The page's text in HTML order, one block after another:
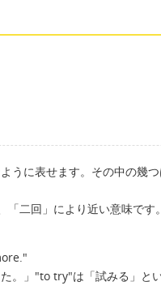
ように表せます。その中の
「二回」により近い意味です
。」"to try"は「試みる」と